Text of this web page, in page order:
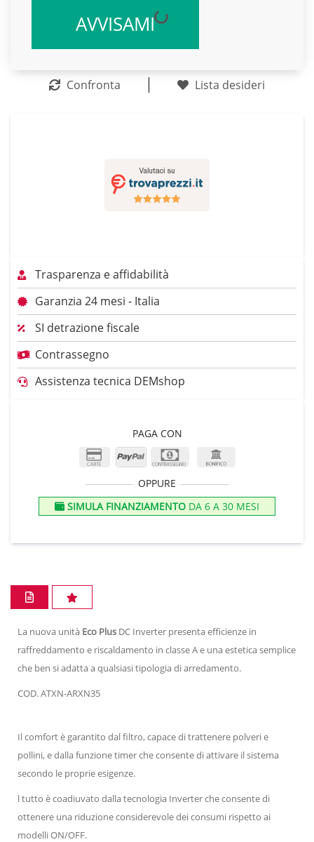
AVVISAMI
Confronta Lista desideri
Trasparenza e affidabilità
Garanzia 24 mesi - Italia
SI detrazione fiscale
Contrassegno
Assistenza tecnica DEMshop
PAGA CON
OPPURE
SIMULA FINANZIAMENTO DA 6 A 30 MESI
La nuova unità Eco Plus DC Inverter presenta efficienze in
raffreddamento e riscaldamento in classe A e una estetica semplice
che ben si adatta a qualsiasi tipologia di arredamento.
COD. ATXN-ARXN35
Il comfort è garantito dal filtro, capace di trattenere polveri e
pollini, e dalla funzione timer che consente di attivare il sistema
secondo le proprie esigenze.
l tutto è coadiuvato dalla tecnologia Inverter che consente di
ottenere una riduzione considerevole dei consumi rispetto ai
modelli ON/OFF.